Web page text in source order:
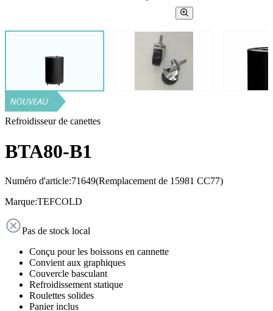
Refroidisseur de canettes
BTA80-B1
Numéro d'article:71649(Remplacement de 15981 CC77)
Marque:TEFCOLD
Pas de stock local
Conçu pour les boissons en cannette
Convient aux graphiques
Couvercle basculant
Refroidissement statique
Roulettes solides
Panier inclus